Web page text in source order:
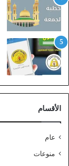
ل
ي
ز
ي
ن
)
ا
ل
ف
ا
الأقسام
عام
منوعات